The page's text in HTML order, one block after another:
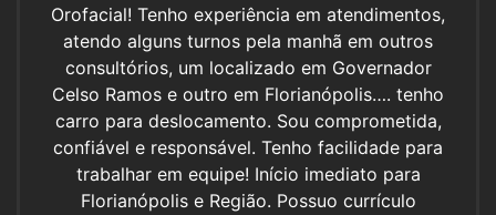
Orofacial! Tenho experiência em atendimentos,
atendo alguns turnos pela manhã em outros
consultórios, um localizado em Governador
Celso Ramos e outro em Florianópolis…. tenho
carro para deslocamento. Sou comprometida,
confiável e responsável. Tenho facilidade para
trabalhar em equipe! Início imediato para
Florianópolis e Região. Possuo currículo